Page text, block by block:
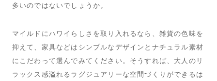
多いのではないでしょうか。
マイルドにハワイらしさを取り入れるなら、雑貨の色味を
抑えて、家具などはシンプルなデザインとナチュラル素材
にこだわって選んでみてください。そうすれば、大人のリ
ラックス感溢れるラグジュアリーな空間づくりができるは